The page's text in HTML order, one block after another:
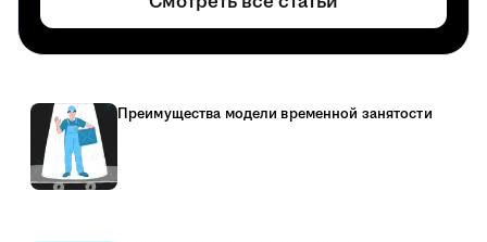
Преимущества модели временной занятости